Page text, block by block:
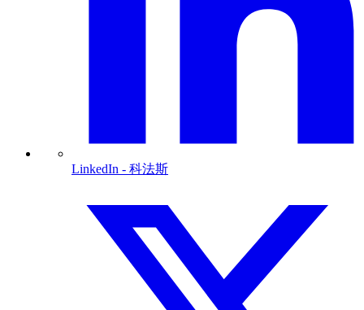
LinkedIn - 科法斯